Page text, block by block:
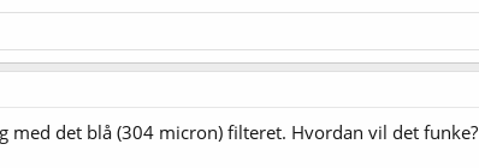
med det blå (304 micron) filteret. Hvordan vil det funke?